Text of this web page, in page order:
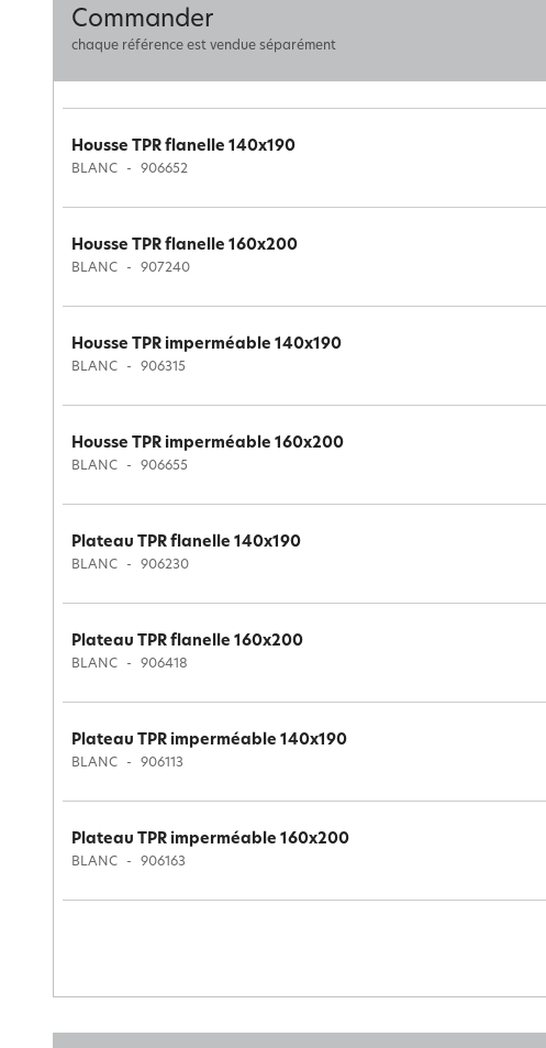
Commander
chaque référence est vendue séparément
Housse TPR flanelle 140x190
BLANC 906652
Housse TPR flanelle 160x200
BLANC 907240
Housse TPR imperméable 140x190
BLANC 906315
Housse TPR imperméable 160x200
BLANC 906655
Plateau TPR flanelle 140x190
BLANC 906230
Plateau TPR flanelle 160x200
BLANC 906418
Plateau TPR imperméable 140x190
BLANC 906113
Plateau TPR imperméable 160x200
BLANC 906163